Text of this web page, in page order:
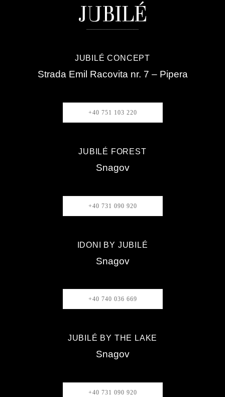
JUBILÉ CONCEPT
Strada Emil Racovita nr. 7 – Pipera
+40 751 103 220
JUBILÉ FOREST
Snagov
+40 731 090 920
IDONI BY JUBILÉ
Snagov
+40 740 036 669
JUBILÉ BY THE LAKE
Snagov
+40 731 090 920